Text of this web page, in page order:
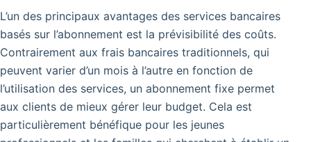
L’un des principaux avantages des services bancaires
basés sur l’abonnement est la prévisibilité des coûts.
Contrairement aux frais bancaires traditionnels, qui
peuvent varier d’un mois à l’autre en fonction de
l’utilisation des services, un abonnement fixe permet
aux clients de mieux gérer leur budget. Cela est
particulièrement bénéfique pour les jeunes